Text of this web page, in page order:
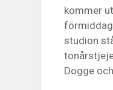
kommer
studion
Dogge